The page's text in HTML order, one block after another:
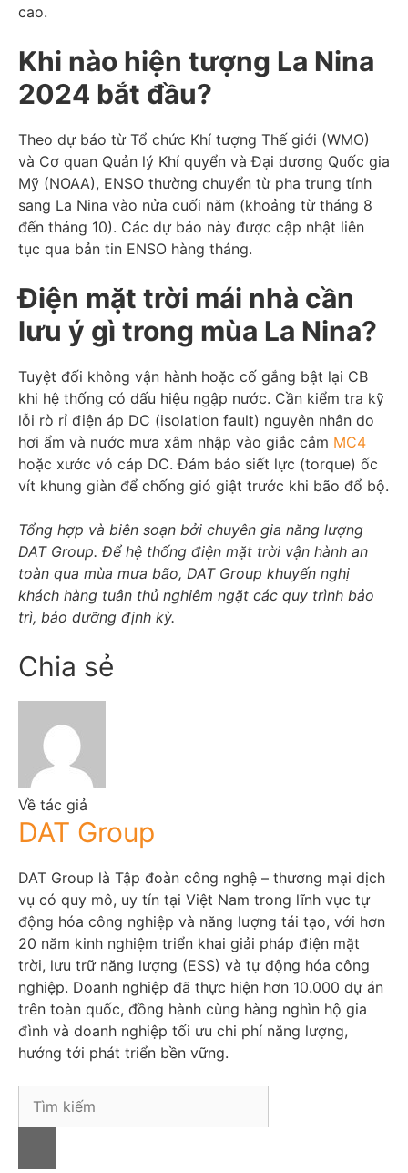
cao.
Khi nào hiện tượng La Nina
2024 bắt đầu?
Theo dự báo từ Tổ chức Khí tượng Thế giới (WMO)
và Cơ quan Quản lý Khí quyển và Đại dương Quốc gia
Mỹ (NOAA), ENSO thường chuyển từ pha trung tính
sang La Nina vào nửa cuối năm (khoảng từ tháng 8
đến tháng 10). Các dự báo này được cập nhật liên
tục qua bản tin ENSO hàng tháng.
Điện mặt trời mái nhà cần
lưu ý gì trong mùa La Nina?
Tuyệt đối không vận hành hoặc cố gắng bật lại CB
khi hệ thống có dấu hiệu ngập nước. Cần kiểm tra kỹ
lỗi rò rỉ điện áp DC (isolation fault) nguyên nhân do
hơi ẩm và nước mưa xâm nhập vào giắc cắm MC4
hoặc xước vỏ cáp DC. Đảm bảo siết lực (torque) ốc
vít khung giàn để chống gió giật trước khi bão đổ bộ.
Tổng hợp và biên soạn bởi chuyên gia năng lượng
DAT Group. Để hệ thống điện mặt trời vận hành an
toàn qua mùa mưa bão, DAT Group khuyến nghị
khách hàng tuân thủ nghiêm ngặt các quy trình bảo
trì, bảo dưỡng định kỳ.
Chia sẻ
Về tác giả
DAT Group
DAT Group là Tập đoàn công nghệ – thương mại dịch
vụ có quy mô, uy tín tại Việt Nam trong lĩnh vực tự
động hóa công nghiệp và năng lượng tái tạo, với hơn
20 năm kinh nghiệm triển khai giải pháp điện mặt
trời, lưu trữ năng lượng (ESS) và tự động hóa công
nghiệp. Doanh nghiệp đã thực hiện hơn 10.000 dự án
trên toàn quốc, đồng hành cùng hàng nghìn hộ gia
đình và doanh nghiệp tối ưu chi phí năng lượng,
hướng tới phát triển bền vững.